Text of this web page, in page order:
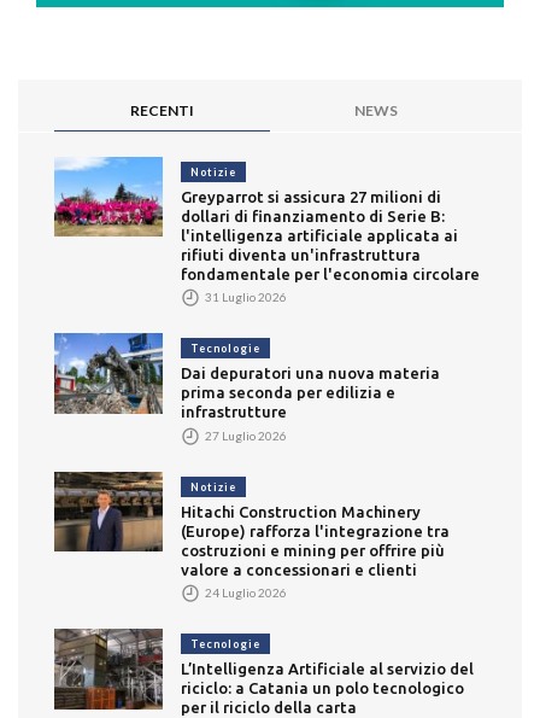
RECENTI NEWS
Notizie
Greyparrot si assicura 27 milioni di
dollari di finanziamento di Serie B:
l'intelligenza artificiale applicata ai
rifiuti diventa un'infrastruttura
fondamentale per l'economia circolare
31 Luglio 2026
Tecnologie
Dai depuratori una nuova materia
prima seconda per edilizia e
infrastrutture
27 Luglio 2026
Notizie
Hitachi Construction Machinery
(Europe) rafforza l'integrazione tra
costruzioni e mining per offrire più
valore a concessionari e clienti
24 Luglio 2026
Tecnologie
L’Intelligenza Artificiale al servizio del
riciclo: a Catania un polo tecnologico
per il riciclo della carta